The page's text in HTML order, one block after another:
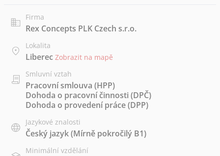
Firma
Rex Concepts PLK Czech s.r.o.
Lokalita
Liberec Zobrazit na mapě
Smluvní vztah
Pracovní smlouva (HPP)
Dohoda o pracovní činnosti (DPČ)
Dohoda o provedení práce (DPP)
Jazykové znalosti
Český jazyk(Mírně pokročilý B1)
Minimální vzdělání